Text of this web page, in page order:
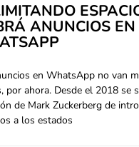
ANUNCIOS EN
en WhatsApp no van
por ahora. Desde el 2018 se
de Mark Zuckerberg de
a los estados